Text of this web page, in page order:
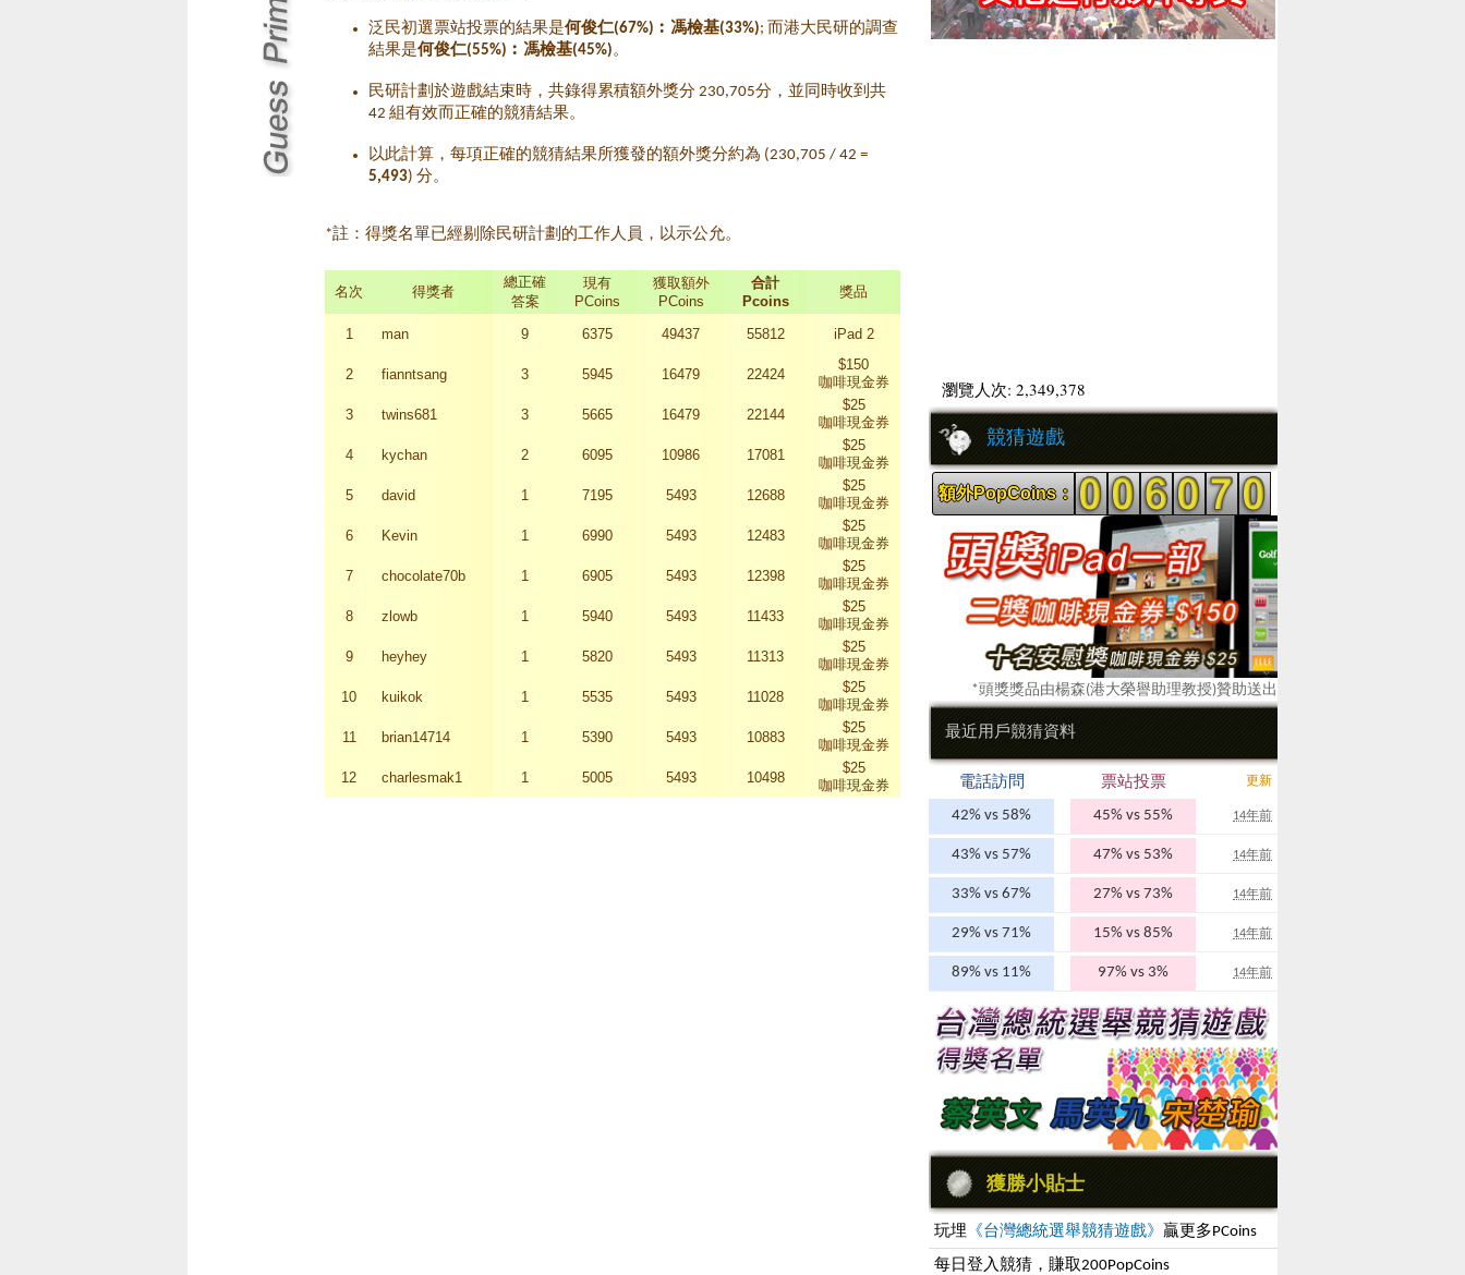
泛民初選票站投票的結果是何俊仁(67%)︰馮檢基(33%); 而港大民研的調查
結果是何俊仁(55%)︰馮檢基(45%)。
民研計劃於遊戲結束時，共錄得累積額外獎分 230,705分，並同時收到共
42 組有效而正確的競猜結果。
以此計算，每項正確的競猜結果所獲發的額外獎分約為 (230,705 / 42 =
5,493) 分。
*註：得獎名單已經剔除民研計劃的工作人員，以示公允。
名次 得獎者
總正確
答案
現有
PCoins
獲取額外
PCoins
合計
Pcoins
獎品
1 man 9 6375 49437 55812 iPad 2
2 fianntsang 3 5945 16479 22424
$150
咖啡現金券
3
twins681 3 5665 16479 22144
$25
咖啡現金券
4
kychan 2 6095 10986 17081
$25
咖啡現金券
5
david 1 7195 5493 12688
$25
咖啡現金券
6
Kevin 1 6990 5493 12483
$25
咖啡現金券
7
chocolate70b 1 6905 5493 12398
$25
咖啡現金券
8
zlowb 1 5940 5493 11433
$25
咖啡現金券
9
heyhey 1 5820 5493 11313
$25
咖啡現金券
10
kuikok 1 5535 5493 11028
$25
咖啡現金券
11
brian14714 1 5390 5493 10883
$25
咖啡現金券
12
charlesmak1 1 5005 5493 10498
$25
咖啡現金券
瀏覽人次: 2,349,378
競猜遊戲
額外PopCoins：
*頭獎獎品由楊森(港大榮譽助理教授)贊助送出
最近用戶競猜資料
電話訪問 更新
票站投票
42% vs 58%
14年前
45% vs 55%
43% vs 57% 14年前
47% vs 53%
33% vs 67% 14年前
27% vs 73%
29% vs 71% 14年前
15% vs 85%
89% vs 11% 14年前
97% vs 3%
獲勝小貼士
玩埋 《台灣總統選舉競猜遊戲》 贏更多PCoins
每日登入競猜，賺取200PopCoins